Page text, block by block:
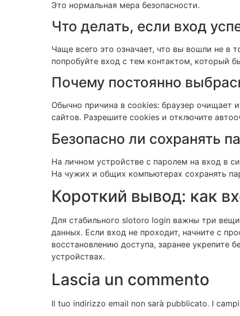
Это нормальная мера безопасности.
Что делать, если вход
Чаще всего это означает, что вы вошли не в
попробуйте вход с тем контактом, который
Почему постоянно
Обычно причина в cookies: браузер очищает
сайтов. Разрешите cookies и отключите
Безопасно ли сохранять
На личном устройстве с паролем на вход в
На чужих и общих компьютерах сохранять
Короткий вывод: как
Для стабильного slotoro login важны три
данных. Если вход не проходит, начните с
восстановлению доступа, заранее укрепите
устройствах.
Lascia un commento
Il tuo indirizzo email non sarà pubblicato. I